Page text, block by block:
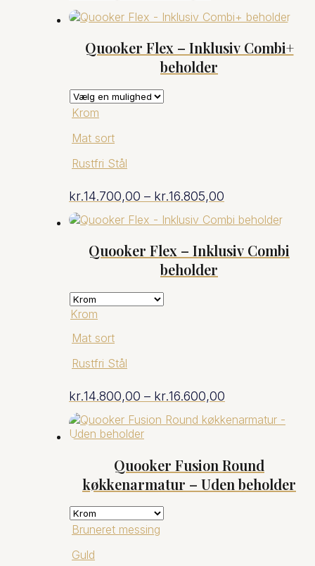
kr.6.300,00
til
Quooker Flex – Inklusiv Combi+
beholder
Krom
Mat sort
Rustfri Stål
kr.14.700,00 – kr.16.805,00
kr.14.700,00
til
Quooker Flex – Inklusiv Combi
beholder
Krom
Mat sort
Rustfri Stål
kr.14.800,00 – kr.16.600,00
kr.14.800,00
til
kr.16.600,00
Quooker Fusion Round
køkkenarmatur – Uden beholder
Bruneret messing
Guld